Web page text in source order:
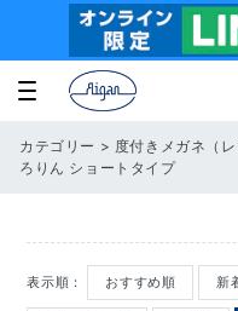
カテゴリー > 度付きメガネ（レ
ろりん ショートタイプ
表示順： おすすめ順 新